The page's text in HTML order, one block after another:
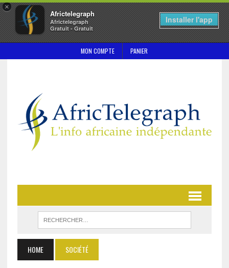
×
Africtelegraph
Africtelegraph
Gratuit - Gratuit
Installer l'app
MON COMPTE PANIER
HOME SOCIÉTÉ